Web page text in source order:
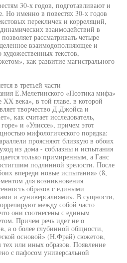
30-х годов, подготавливают и
Но именно в повестях 30-х годов
перекличек и корреляций,
взаимодействий в
рассматривать четыре
взаимодополняющее и
текстов,
как развитие магистрального
в третьей части
Е.Мелетинского «Поэтика мифа»
века», в той главе, в которой
творчество Д.Джойса и
как считает исследователь,
и «Улиссе», причем этот
мифологического порядка:
проясняют близкую в обоих
из дома - соблазны и испытания
только примиренным, а Ганс
подлинной зрелости. После
впереди новые испытания» (8,
для возникновения
образов с едиными
и «универсалиями». В сущности,
между собой часто
они соотнесены с единым
Причем речь идет не о
а о более глубинной общности,
основой» (Н.Фрай) сюжетов,
или иных образов. Появление
с пафосом универсальной